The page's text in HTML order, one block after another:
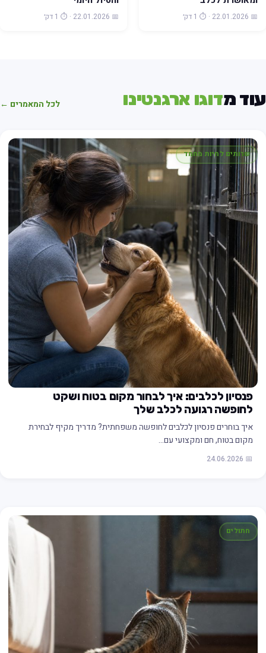
📅 22.01.2026 · ⏱️ 1 דק׳ 📅 22.01.2026 · ⏱️ 1 דק׳
עוד מדוגו ארגנטינו לכל המאמרים ←
שרותים לחיות מחמד
פנסיון לכלבים: איך לבחור מקום בטוח ושקט
לחופשה רגועה לכלב שלך
איך בוחרים פנסיון לכלבים לחופשה משפחתית? מדריך מקיף לבחירת
מקום בטוח, חם ומקצועי עם…
📅 24.06.2026
חתולים